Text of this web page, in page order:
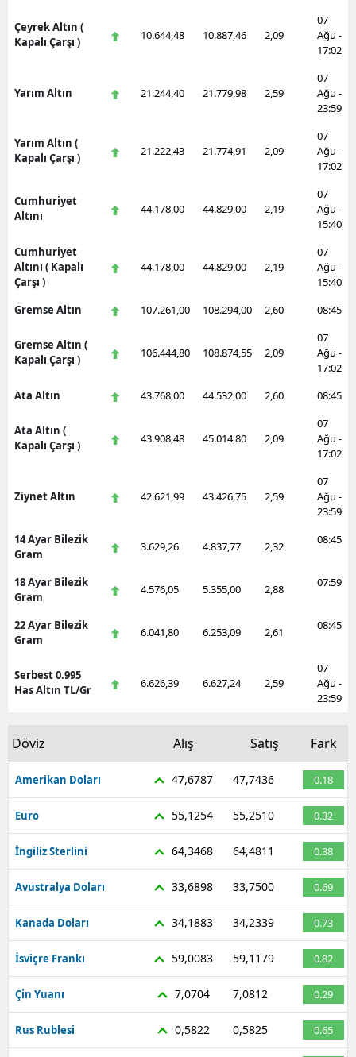
Çeyrek Altın (
Kapalı Çarşı )
10.644,48 10.887,46 2,09
07
Ağu -
17:02
Yarım Altın 21.244,40 21.779,98 2,59
07
Ağu -
23:59
Yarım Altın (
Kapalı Çarşı )
21.222,43 21.774,91 2,09
07
Ağu -
17:02
Cumhuriyet
Altını
44.178,00 44.829,00 2,19
07
Ağu -
15:40
Cumhuriyet
Altını ( Kapalı
Çarşı )
44.178,00 44.829,00 2,19
07
Ağu -
15:40
Gremse Altın
107.261,00 108.294,00 2,60 08:45
Gremse Altın (
Kapalı Çarşı )
106.444,80 108.874,55 2,09
07
Ağu -
17:02
Ata Altın
43.768,00 44.532,00 2,60 08:45
Ata Altın (
Kapalı Çarşı )
43.908,48 45.014,80 2,09
07
Ağu -
17:02
Ziynet Altın 42.621,99 43.426,75 2,59
07
Ağu -
23:59
14 Ayar Bilezik
Gram
3.629,26 4.837,77 2,32 08:45
18 Ayar Bilezik
Gram
4.576,05 5.355,00 2,88 07:59
22 Ayar Bilezik
Gram
6.041,80 6.253,09 2,61 08:45
Serbest 0.995
Has Altın TL/Gr
6.626,39 6.627,24 2,59
07
Ağu -
23:59
Döviz Alış Satış Fark
Amerikan Doları 47,6787 47,7436 0.18
Euro 55,1254 55,2510 0.32
İngiliz Sterlini 64,3468 64,4811 0.38
Avustralya Doları 33,6898 33,7500 0.69
Kanada Doları 34,1883 34,2339 0.73
İsviçre Frankı 59,0083 59,1179 0.82
Çin Yuanı 7,0704 7,0812 0.29
Rus Rublesi 0,5822 0,5825 0.65